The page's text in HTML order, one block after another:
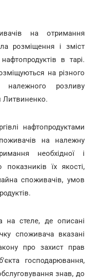
на отримання
розміщення і зміст
в тарі.
на різного
розливу
Литвиненко.
нафтопродуктами
на належну
необхідної і
показників їх якості,
споживачів, умов
на стеле, де описані
споживача вказані
про захист прав
господарювання,
знав, до